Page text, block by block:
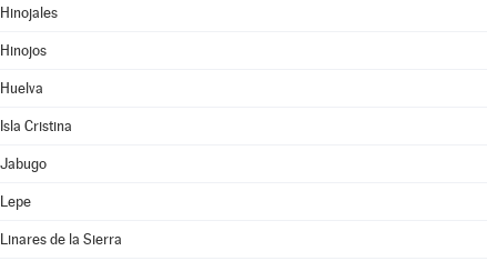
Hinojales
Hinojos
Huelva
Isla Cristina
Jabugo
Lepe
Linares de la Sierra